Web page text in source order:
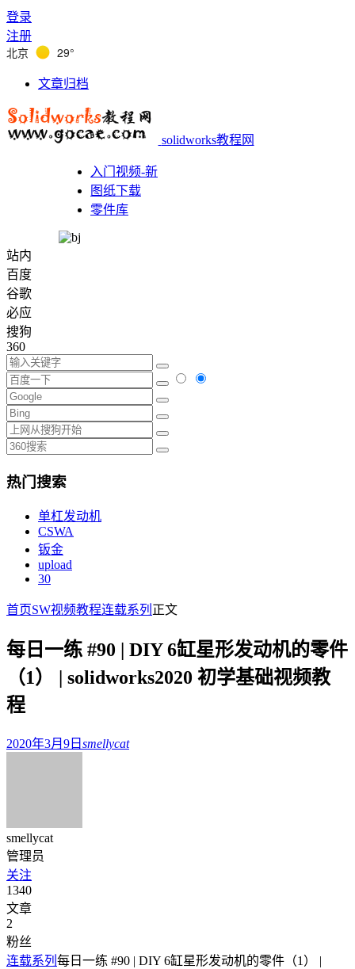
登录
注册
北京 29°
文章归档
solidworks教程网
入门视频-新
图纸下载
零件库
站内
百度
谷歌
必应
搜狗
360
热门搜索
单杠发动机
CSWA
钣金
upload
30
首页SW视频教程连载系列 正文
每日一练 #90 | DIY 6缸星形发动机的零件
（1） | solidworks2020 初学基础视频教
程
2020年3月9日 smellycat
smellycat
管理员
关注
1340
文章
2
粉丝
连载系列 每日一练 #90 | DIY 6缸星形发动机的零件（1） |